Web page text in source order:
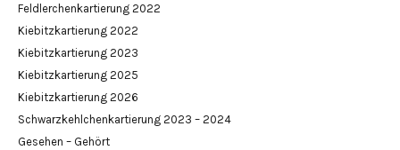
Feldlerchenkartierung 2022
Kiebitzkartierung 2022
Kiebitzkartierung 2023
Kiebitzkartierung 2025
Kiebitzkartierung 2026
Schwarzkehlchenkartierung 2023 – 2024
Gesehen – Gehört